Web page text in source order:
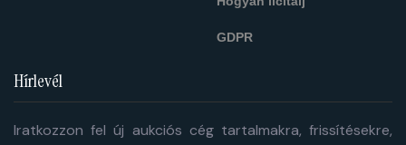
GDPR
Hírlevél
Iratkozzon fel új aukciós cég tartalmakra, frissítésekre,